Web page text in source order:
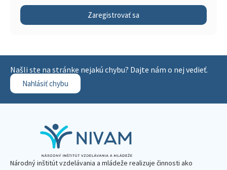
Zaregistrovať sa
Našli ste na stránke nejakú chybu? Dajte nám o nej vedieť.
Nahlásiť chybu
Národný inštitút vzdelávania a mládeže realizuje činnosti ako